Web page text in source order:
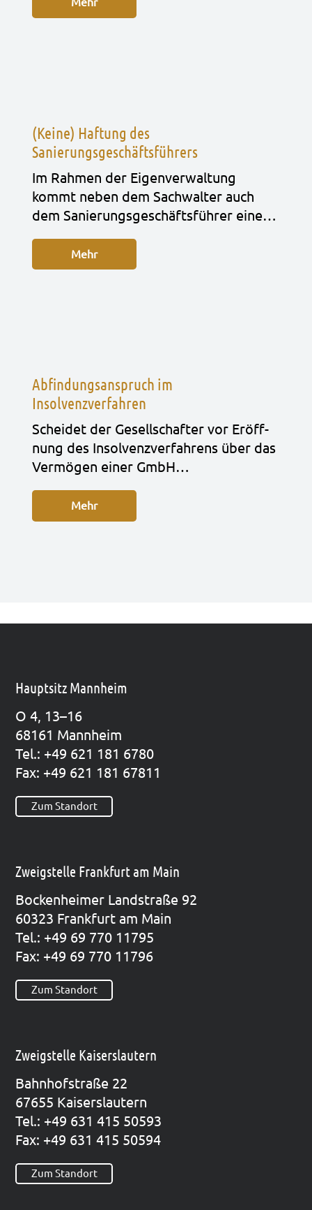
(Keine) Haftung des
Sanierungsgeschäftsführers
Im Rah­men der Eigen­ver­wal­tung
kommt neben dem Sach­wal­ter auch
dem Sanie­rungs­ge­schäfts­füh­rer eine…
Mehr
Abfindungsanspruch im
Insolvenzverfahren
Schei­det der Gesell­schaf­ter vor Eröff­
nung des Insol­venz­ver­fah­rens über das
Ver­mö­gen einer GmbH…
Mehr
Hauptsitz Mannheim
O 4, 13–16
68161 Mann­heim
Tel.: +49 621 181 6780
Fax: +49 621 181 67811
Zum Standort
Zweigstelle Frankfurt am Main
Bocken­hei­mer Land­stra­ße 92
60323 Frank­furt am Main
Tel.: +49 69 770 11795
Fax: +49 69 770 11796
Zum Standort
Zweigstelle Kaiserslautern
Bahn­hof­stra­ße 22
67655 Kai­sers­lau­tern
Tel.: +49 631 415 50593
Fax: +49 631 415 50594
Zum Standort